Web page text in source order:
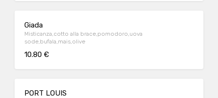
Giada
Misticanza,cotto alla brace,pomodoro,uova
sode,bufala,mais,olive
10.80 €
PORT LOUIS